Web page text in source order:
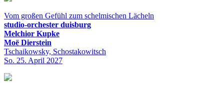
Vom großen Gefühl zum schelmischen Lächeln
studio-orchester duisburg
Melchior Kupke
Moë Dierstein
Tschaikowsky, Schostakowitsch
So. 25. April 2027